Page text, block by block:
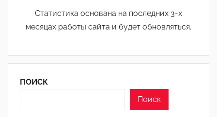
Статистика основана на последних 3-х
месяцах работы сайта и будет обновляться.
ПОИСК
Поиск